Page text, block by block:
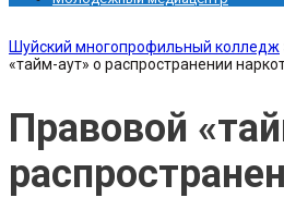
Шуйский многопрофильный колледж
«тайм-аут» о распространении
Правовой